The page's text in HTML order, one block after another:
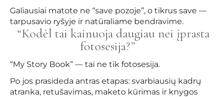
Galiausiai matote ne “save pozoje”, o tikrus save —
tarpusavio ryšyje ir natūraliame bendravime.
“Kodėl tai kainuoja daugiau nei įprasta
fotosesija?”
“My Story Book” — tai ne tik fotosesija.
Po jos prasideda antras etapas: svarbiausių kadrų
atranka, retušavimas, maketo kūrimas ir knygos